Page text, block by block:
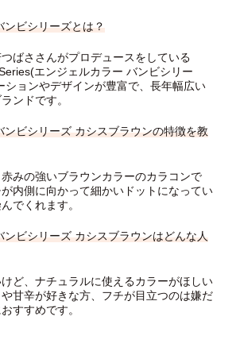
ンビシリーズとは？
ばささんがプロデュースをしている
エンジェルカラー バンビシリー
ションやデザインが豊富で、長年幅広い
ンドです。
ンビシリーズ カシスブラウンの特徴を教
みの強いブラウンカラーのカラコンで
内側に向かって細かいドットになってい
でくれます。
ンビシリーズ カシスブラウンはどんな人
ど、ナチュラルに使えるカラーがほしい
甘辛が好きな方、フチが目立つのは嫌だ
すすめです。